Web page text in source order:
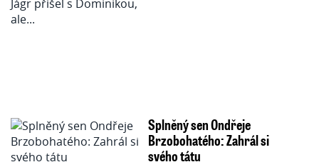
Splněný sen Ondřeje
Brzobohatého: Zahrál si
svého tátu